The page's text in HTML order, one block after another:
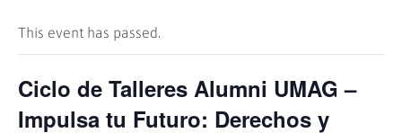
This event has passed.
Ciclo de Talleres Alumni UMAG –
Impulsa tu Futuro: Derechos y